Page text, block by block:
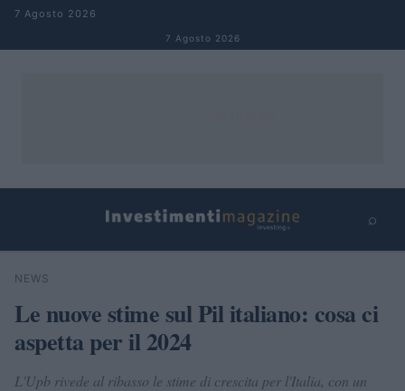
Salta al contenuto
7 Agosto 2026
7 Agosto 2026
⌕
Cerca
NEWS
Le nuove stime sul Pil italiano: cosa ci
aspetta per il 2024
L'Upb rivede al ribasso le stime di crescita per l'Italia, con un